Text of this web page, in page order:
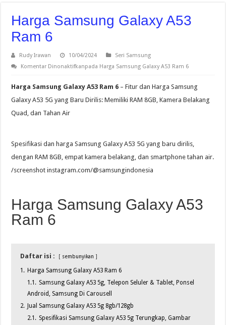
Harga Samsung Galaxy A53
Ram 6
Rudy Irawan 10/04/2024
Seri Samsung
Komentar Dinonaktifkanpada Harga Samsung Galaxy A53 Ram 6
Harga Samsung Galaxy A53 Ram 6 – Fitur dan Harga Samsung
Galaxy A53 5G yang Baru Dirilis: Memiliki RAM 8GB, Kamera Belakang
Quad, dan Tahan Air
Spesifikasi dan harga Samsung Galaxy A53 5G yang baru dirilis,
dengan RAM 8GB, empat kamera belakang, dan smartphone tahan air.
/screenshot instagram.com/@samsungindonesia
Harga Samsung Galaxy A53
Ram 6
Daftar isi : sembunyikan
1. Harga Samsung Galaxy A53 Ram 6
1.1. Samsung Galaxy A53 5g, Telepon Seluler & Tablet, Ponsel
Android, Samsung Di Carousell
2. Jual Samsung Galaxy A53 5g 8gb/128gb
2.1. Spesifikasi Samsung Galaxy A53 5g Terungkap, Gambar